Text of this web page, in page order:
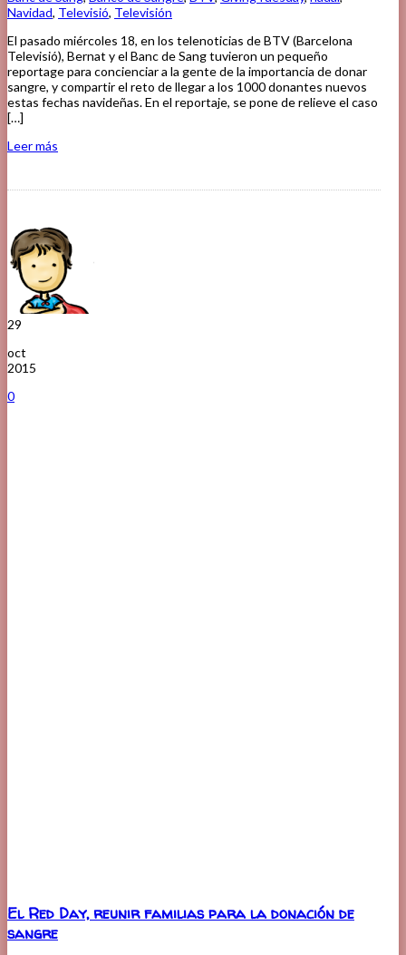
Navidad, Televisió, Televisión
El pasado miércoles 18, en los telenoticias de BTV (Barcelona
Televisió), Bernat y el Banc de Sang tuvieron un pequeño
reportage para concienciar a la gente de la importancia de donar
sangre, y compartir el reto de llegar a los 1000 donantes nuevos
estas fechas navideñas. En el reportaje, se pone de relieve el caso
[…]
Leer más
29
oct
2015
0
El Red Day, reunir familias para la donación de
sangre